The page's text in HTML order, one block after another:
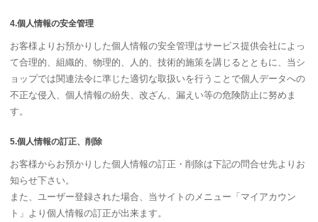
4.個人情報の安全管理
お客様よりお預かりした個人情報の安全管理はサービス提供会社によっ
て合理的、組織的、物理的、人的、技術的施策を講じるとともに、当シ
ョップでは関連法令に準じた適切な取扱いを行うことで個人データへの
不正な侵入、個人情報の紛失、改ざん、漏えい等の危険防止に努めま
す。
5.個人情報の訂正、削除
お客様からお預かりした個人情報の訂正・削除は下記の問合せ先よりお
知らせ下さい。
また、ユーザー登録された場合、当サイトのメニュー「マイアカウン
ト」より個人情報の訂正が出来ます。